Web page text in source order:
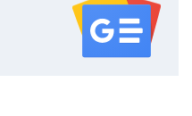
serwisu